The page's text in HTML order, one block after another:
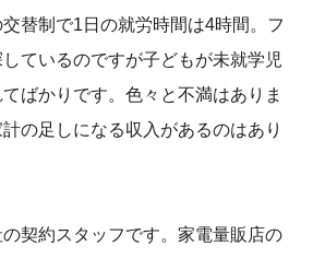
替制で1日の就労時間は4時間。フ
ているのですが子どもが未就学児
ばかりです。色々と不満はありま
の足しになる収入があるのはあり
契約スタッフです。家電量販店の